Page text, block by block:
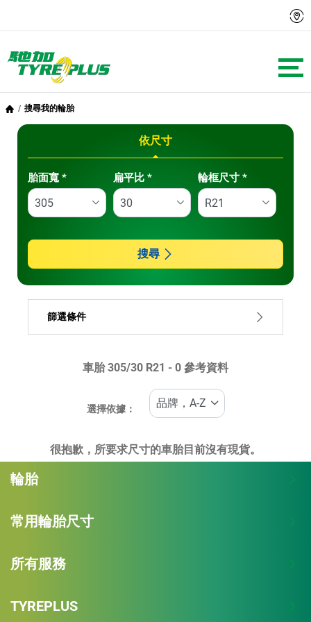
搜尋我的輪胎
依尺寸
Tab updated: 依尺寸
胎面寬* 扁平比 * 輪框尺寸*
搜尋
篩選條件
車胎類型
車輛類型
小貨車及 SUV (0)
RV (0)
車胎 ‎305/30 R21 - 0 參考資料
選擇依據：
很抱歉，所要求尺寸的車胎目前沒有現貨。
輪胎
常用輪胎尺寸
所有服務
TYREPLUS